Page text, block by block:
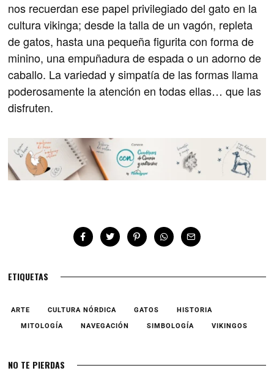
nos recuerdan ese papel privilegiado del gato en la
cultura vikinga; desde la talla de un vagón, repleta
de gatos, hasta una pequeña figurita con forma de
minino, una empuñadura de espada o un adorno de
caballo. La variedad y simpatía de las formas llama
poderosamente la atención en todas ellas… que las
disfruten.
ETIQUETAS
ARTE CULTURA NÓRDICA GATOS
HISTORIA
MITOLOGÍA
NAVEGACIÓN SIMBOLOGÍA VIKINGOS
NO TE PIERDAS